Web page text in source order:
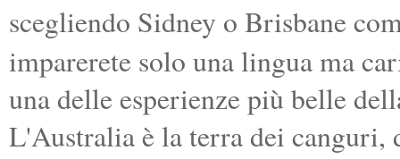
scegliendo Sidney o Brisbane
imparerete solo una lingua ma
una delle esperienze più belle
L'Australia è la terra dei canguri,